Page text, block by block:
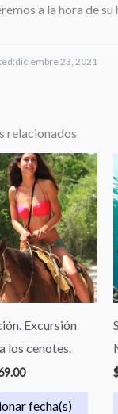
a la hora de
diciembre 23, 2021
relacionados
Excursión
los cenotes.
Rango
de
precios:
desde
$59.00
hasta
$69.00
fecha(s)